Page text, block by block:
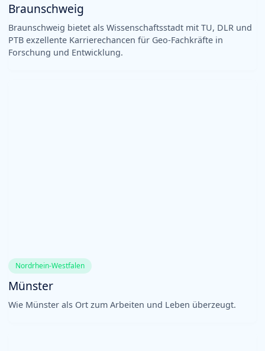
Braunschweig
Braunschweig bietet als Wissenschaftsstadt mit TU, DLR und
PTB exzellente Karrierechancen für Geo-Fachkräfte in
Forschung und Entwicklung.
Nordrhein-Westfalen
Münster
Wie Münster als Ort zum Arbeiten und Leben überzeugt.